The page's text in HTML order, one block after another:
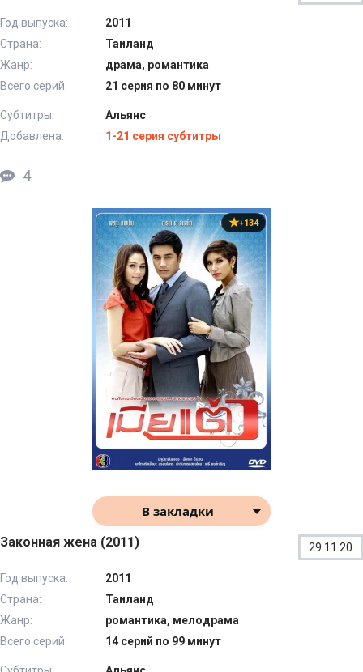
Год выпуска:
2011
Страна:
Таиланд
Жанр:
драма, романтика
Всего серий:
21 серия по 80 минут
Субтитры:
Альянс
Добавлена:
1-21 серия субтитры
4
+134
В закладки
Законная жена (2011) 29.11.20
Год выпуска:
2011
Страна:
Таиланд
Жанр:
романтика, мелодрама
Всего серий:
14 серий по 99 минут